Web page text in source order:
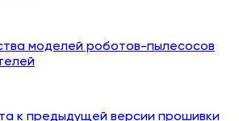
моделей роботов-пылесосов
к предыдущей версии прошивки